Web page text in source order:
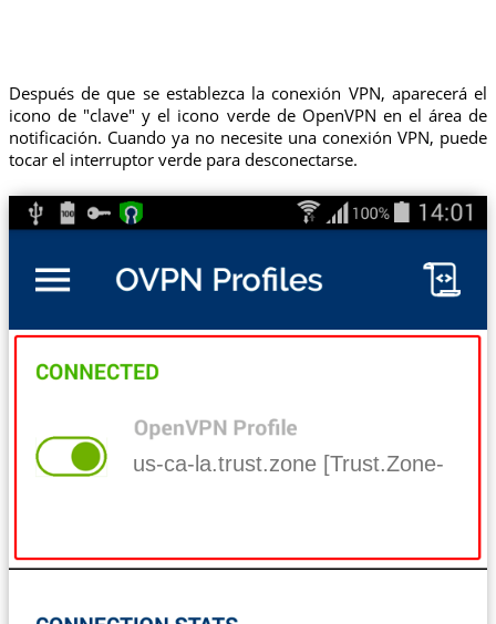
Después de que se establezca la conexión VPN, aparecerá el
icono de "clave" y el icono verde de OpenVPN en el área de
notificación. Cuando ya no necesite una conexión VPN, puede
tocar el interruptor verde para desconectarse.
us-ca-la.trust.zone [Trust.Zone-